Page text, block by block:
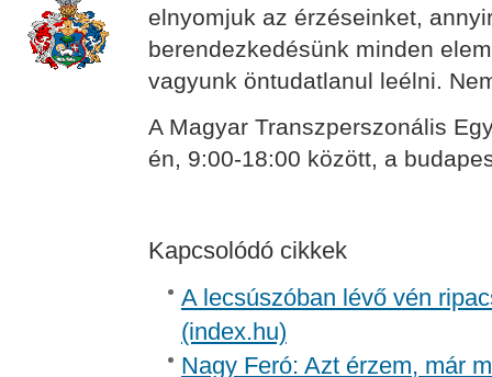
elnyomjuk az érzéseinket,
berendezkedésünk minden
vagyunk öntudatlanul leélni.
A Magyar Transzperszonális
én, 9:00-18:00 között, a
Kapcsolódó cikkek
A lecsúszóban lévő vén
(index.hu)
Nagy Feró: Azt érzem, már